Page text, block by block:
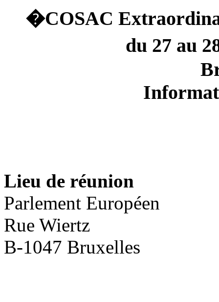
�COSAC
du 27 au
Lieu de réunion
Parlement Européen
Rue Wiertz
B-1047 Bruxelles